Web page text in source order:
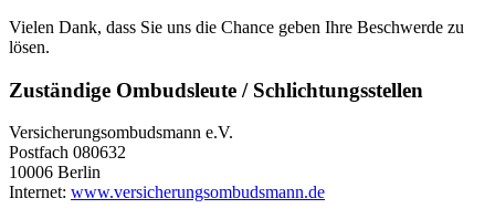
Vielen Dank, dass Sie uns die Chance geben Ihre Beschwerde zu
lösen.
Zuständige Ombudsleute / Schlichtungsstellen
Versicherungsombudsmann e.V.
Postfach 080632
10006 Berlin
Internet: www.versicherungsombudsmann.de